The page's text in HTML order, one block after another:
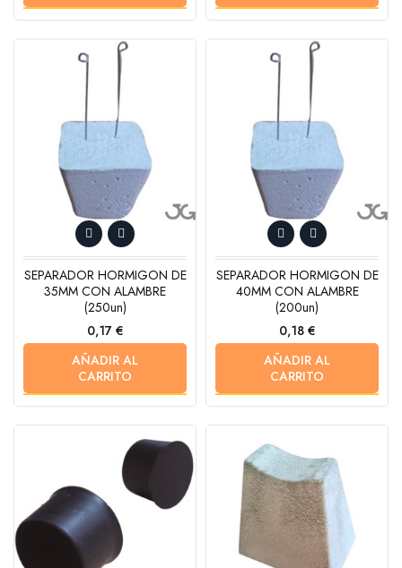
SEPARADOR HORMIGON DE
35MM CON ALAMBRE
(250un)
Precio
0,17 €
AÑADIR AL
CARRITO
SEPARADOR HORMIGON DE
40MM CON ALAMBRE
(200un)
Precio
0,18 €
AÑADIR AL
CARRITO